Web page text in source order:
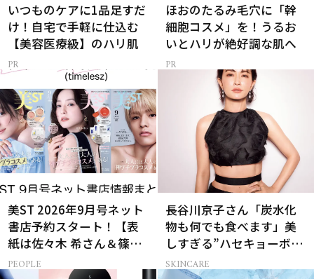
いつものケアに1品足すだ
け！自宅で手軽に仕込む
【美容医療級】のハリ肌
ほおのたるみ毛穴に「幹
細胞コスメ」を！うるお
いとハリが絶好調な肌へ
美ST 2026年9月号ネット
書店予約スタート！【表
紙は佐々木 希さん＆篠塚
大輝さん】
PEOPLE
長谷川京子さん「炭水化
物も何でも食べます」美
しすぎる”ハセキョーボデ
ィ”を作る秘訣
SKINCARE